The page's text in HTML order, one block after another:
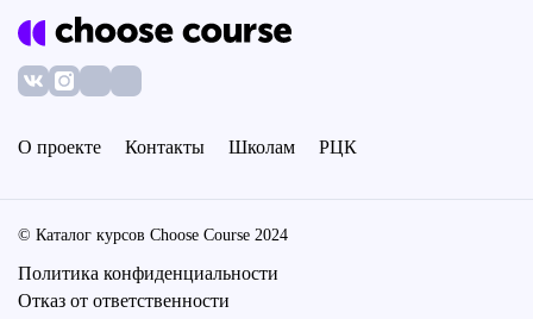
О проекте Контакты Школам РЦК
© Каталог курсов Choose Course 2024
Политика конфиденциальности
Отказ от ответственности